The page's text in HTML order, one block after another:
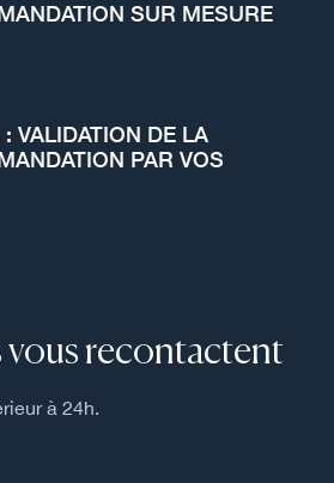
SUR MESURE
: VALIDATION DE LA
PAR VOS
vous recontactent
à 24h.